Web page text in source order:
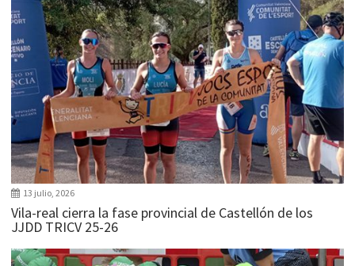
13 julio, 2026
Vila-real cierra la fase provincial de Castellón de los
JJDD TRICV 25-26